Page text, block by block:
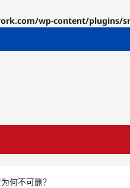
wp-content/plugins/
何不可删？